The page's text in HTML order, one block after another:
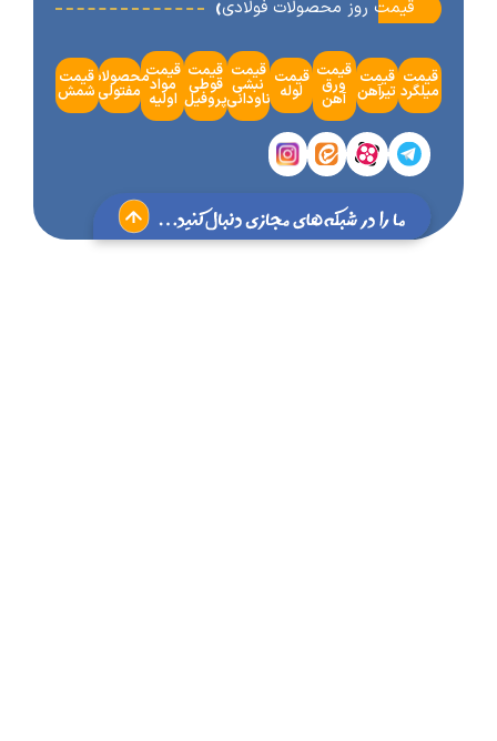
‹قیمت روز محصولات فولادی
قیمت
تیرآهن
قیمت
ورق
آهن
قیمت
لوله
قیمت
نبشی
ناودانی
قیمت
قوطی
پروفیل
قیمت
مواد
اولیه
محصولات
مفتولی
قیمت
شمش